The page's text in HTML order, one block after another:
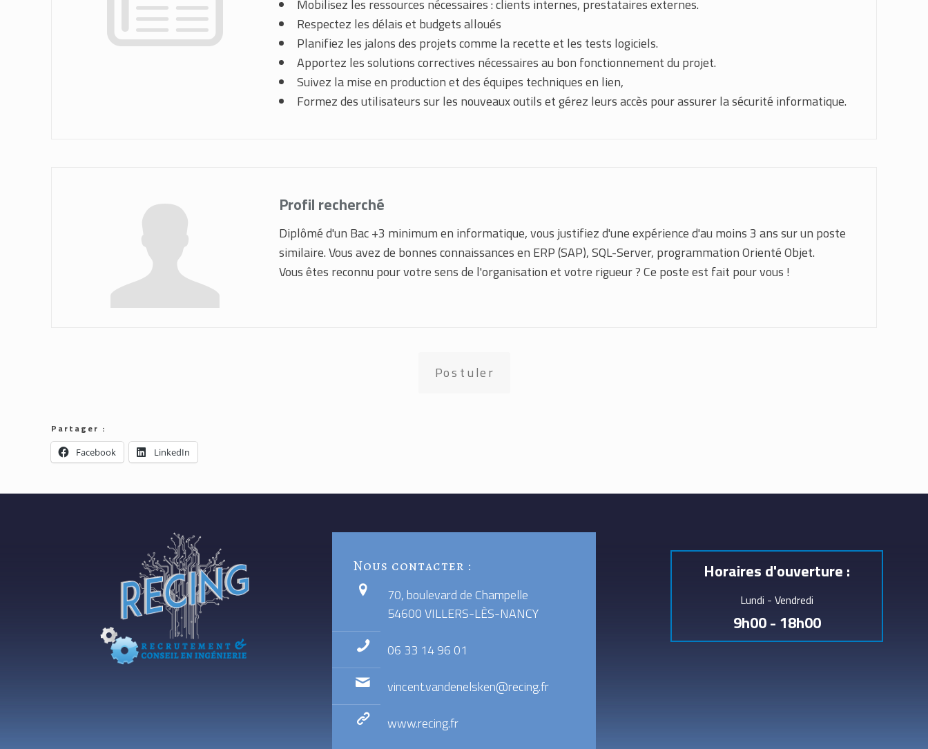
Mobilisez les ressources nécessaires : clients internes, prestataires externes.
Respectez les délais et budgets alloués
Planifiez les jalons des projets comme la recette et les tests logiciels.
Apportez les solutions correctives nécessaires au bon fonctionnement du projet.
Suivez la mise en production et des équipes techniques en lien,
Formez des utilisateurs sur les nouveaux outils et gérez leurs accès pour assurer la sécurité informatique.
Profil recherché
Diplômé d'un Bac +3 minimum en informatique, vous justifiez d'une expérience d'au moins 3 ans sur un poste
similaire. Vous avez de bonnes connaissances en ERP (SAP), SQL-Server, programmation Orienté Objet.
Vous êtes reconnu pour votre sens de l'organisation et votre rigueur ? Ce poste est fait pour vous !
Postuler
Partager :
Facebook LinkedIn
Nous contacter :
70, boulevard de Champelle
54600 VILLERS-LÈS-NANCY
06 33 14 96 01
vincent.vandenelsken@recing.fr
www.recing.fr
Horaires d'ouverture :
Lundi - Vendredi
9h00 - 18h00